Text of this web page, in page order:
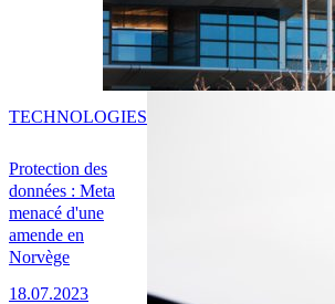
Protection des
données : Meta
menacé d'une
amende en
Norvège
18.07.2023
TECHNOLOGIES